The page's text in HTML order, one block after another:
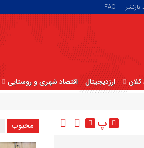
FAQ
کلان ارزدیجیتال اقتصاد شهری و روستایی
پ محبوب